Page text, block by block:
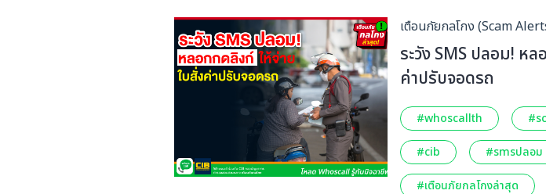
เตือนภัยกลโกง (Scam
ระวัง SMS ปลอม! ห
ค่าปรับจอดรถ
#whoscallth
#cib #smsปลอม
#เตือนภัยกลโกงล่าสุด